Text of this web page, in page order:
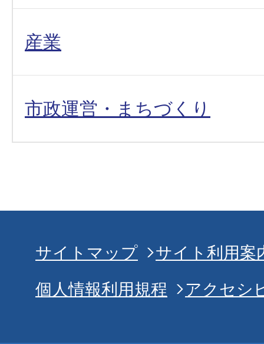
産業
市政運営・まちづくり
サイトマップ
サイト利用案
個人情報利用規程
アクセシ